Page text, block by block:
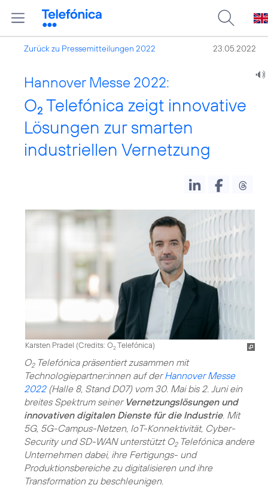
Zurück zu Pressemitteilungen 2022 23.05.2022
Hannover Messe 2022:
O2 Telefónica zeigt innovative
Lösungen zur smarten
industriellen Vernetzung
Karsten Pradel (Credits: O2Telefónica)
O2Telefónica präsentiert zusammen mit
Technologiepartner:innen auf derHannover Messe
2022(Halle 8, Stand D07) vom 30. Mai bis 2. Juni ein
breites Spektrum seiner Vernetzungslösungen und
innovativen digitalen Dienste für die Industrie. Mit
5G, 5G-Campus-Netzen, IoT-Konnektivität, Cyber-
Security und SD-WAN unterstützt O2Telefónica andere
Unternehmen dabei, ihre Fertigungs- und
Produktionsbereiche zu digitalisieren und ihre
Transformation zu beschleunigen.